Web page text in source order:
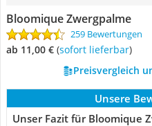
Bloomique Zwergpalme
259 Bewertungen
ab 11,00 € ( Sofort lieferbar)
Preisvergleich
Unsere
Unser Fazit für Bloomique